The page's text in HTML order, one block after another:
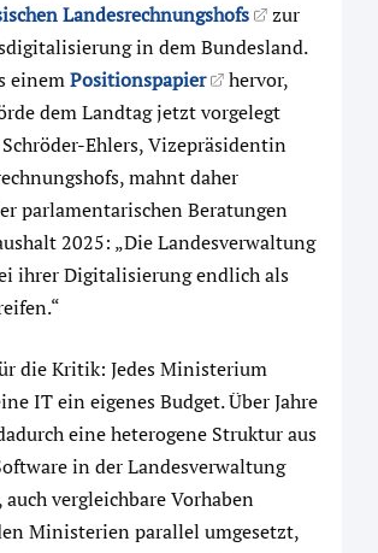
Landesrechnungshofs
zur
in dem Bundesland.
einemPositionspapier
hervor,
dem Landtag jetzt vorgelegt
Ehlers, Vizepräsidentin
mahnt daher
parlamentarischen Beratungen
2025: „Die Landesverwaltung
ihrer Digitalisierung endlich als
die Kritik: Jedes Ministerium
IT ein eigenes Budget. Über Jahre
eine heterogene Struktur aus
in der Landesverwaltung
vergleichbare Vorhaben
Ministerien parallel umgesetzt,